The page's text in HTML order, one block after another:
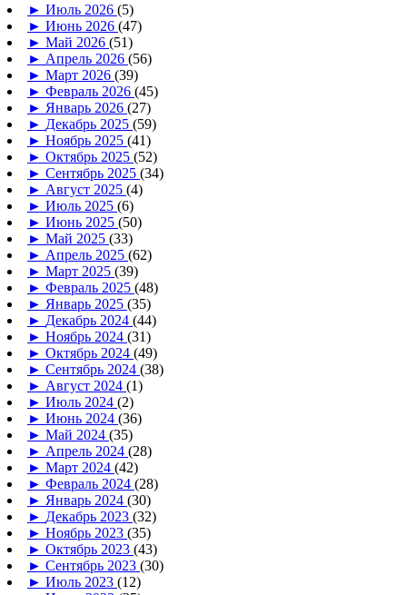
► Июль 2026 (5)
► Июнь 2026 (47)
► Май 2026 (51)
► Апрель 2026 (56)
► Март 2026 (39)
► Февраль 2026 (45)
► Январь 2026 (27)
► Декабрь 2025 (59)
► Ноябрь 2025 (41)
► Октябрь 2025 (52)
► Сентябрь 2025 (34)
► Август 2025 (4)
► Июль 2025 (6)
► Июнь 2025 (50)
► Май 2025 (33)
► Апрель 2025 (62)
► Март 2025 (39)
► Февраль 2025 (48)
► Январь 2025 (35)
► Декабрь 2024 (44)
► Ноябрь 2024 (31)
► Октябрь 2024 (49)
► Сентябрь 2024 (38)
► Август 2024 (1)
► Июль 2024 (2)
► Июнь 2024 (36)
► Май 2024 (35)
► Апрель 2024 (28)
► Март 2024 (42)
► Февраль 2024 (28)
► Январь 2024 (30)
► Декабрь 2023 (32)
► Ноябрь 2023 (35)
► Октябрь 2023 (43)
► Сентябрь 2023 (30)
► Июль 2023 (12)